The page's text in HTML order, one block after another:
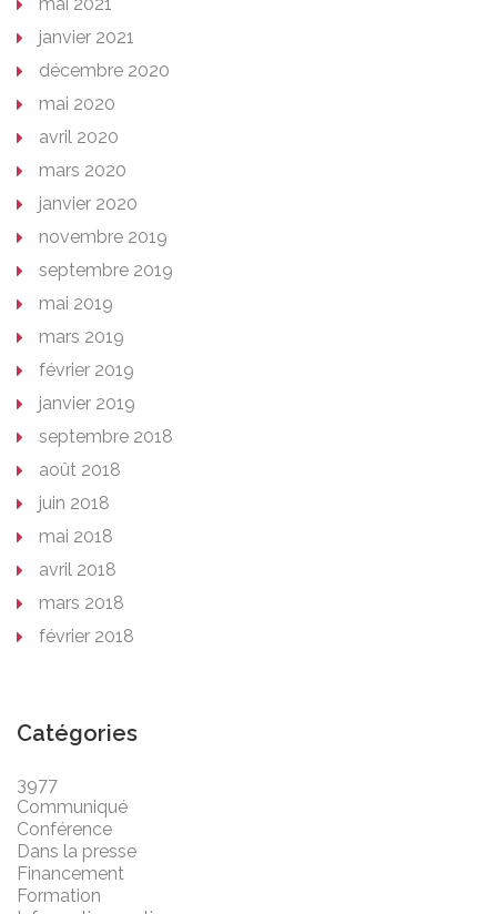
janvier 2021
décembre 2020
mai 2020
avril 2020
mars 2020
janvier 2020
novembre 2019
septembre 2019
mai 2019
mars 2019
février 2019
janvier 2019
septembre 2018
août 2018
juin 2018
mai 2018
avril 2018
mars 2018
février 2018
Catégories
3977
Communiqué
Conférence
Dans la presse
Financement
Formation